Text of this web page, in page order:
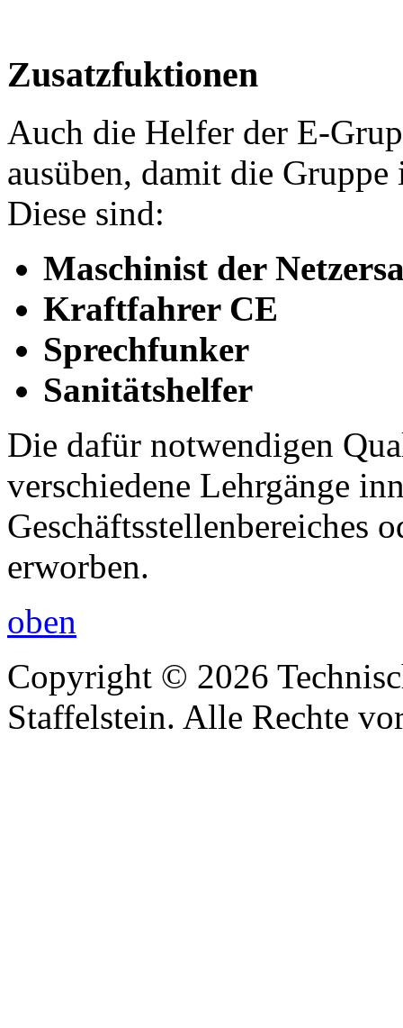
Zusatzfuktionen
Auch die Helfer der E-
ausüben, damit die
Diese sind:
Maschinist der
Kraftfahrer CE
Sprechfunker
Sanitätshelfer
Die dafür notwendigen
verschiedene Lehrgänge
Geschäftsstellenbereiches
erworben.
oben
Copyright © 2026
Staffelstein. Alle Rechte